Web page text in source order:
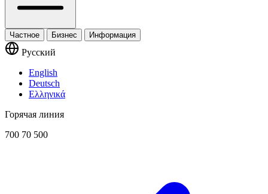
Частное Бизнес Информация
Русский
English
Deutsch
Ελληνικά
Горячая линия
700 70 500